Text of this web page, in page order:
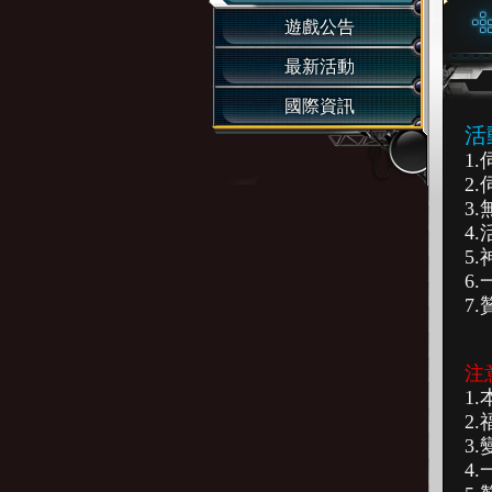
遊戲公告
最新活動
國際資訊
活
1.
2.
3.
4.
5.
6.
7.
注
1.
2.
3.
4.